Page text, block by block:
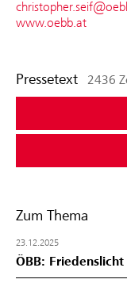
www.oebb.at
Pressetext 2436
Zum Thema
23.12.2025
ÖBB: